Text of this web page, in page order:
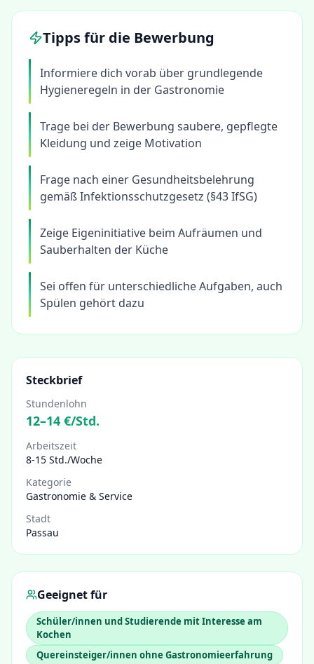
Tipps für die Bewerbung
Informiere dich vorab über grundlegende
Hygieneregeln in der Gastronomie
Trage bei der Bewerbung saubere, gepflegte
Kleidung und zeige Motivation
Frage nach einer Gesundheitsbelehrung
gemäß Infektionsschutzgesetz (§43 IfSG)
Zeige Eigeninitiative beim Aufräumen und
Sauberhalten der Küche
Sei offen für unterschiedliche Aufgaben, auch
Spülen gehört dazu
Steckbrief
Stundenlohn
12–14 €/Std.
Arbeitszeit
8-15 Std./Woche
Kategorie
Gastronomie & Service
Stadt
Passau
Geeignet für
Schüler/innen und Studierende mit Interesse am
Kochen
Quereinsteiger/innen ohne Gastronomieerfahrung